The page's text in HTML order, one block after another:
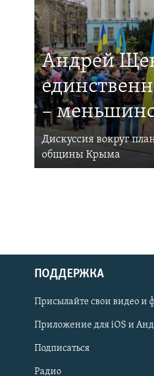
Українською
Qırımtatar
ПРИСОЕДИНЯЙТЕСЬ!
Андрей
–
Дискуссия вокруг
общины Крыма
ПОДДЕРЖКА
Присылайте свои видео и
Приложение для iOS и
Подписаться
Радио